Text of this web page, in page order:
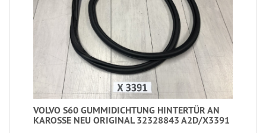
VOLVO S60 GUMMIDICHTUNG HINTERTÜR AN
KAROSSE NEU ORIGINAL 32328843 A2D/X3391